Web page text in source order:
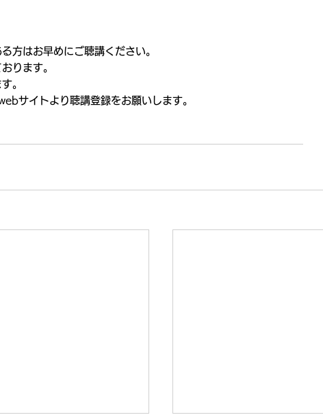
方はお早めにご聴講ください。
ります。
。
サイトより聴講登録をお願いします。